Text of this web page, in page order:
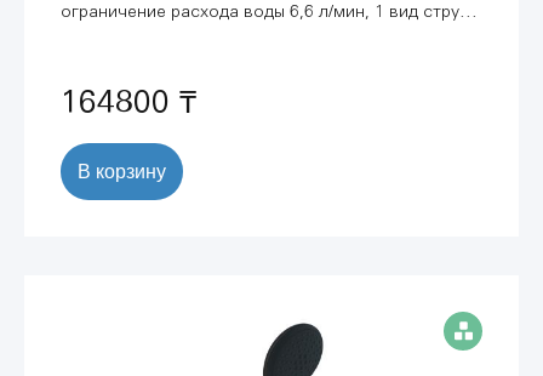
ограничение расхода воды 6,6 л/мин, 1 вид струи,
164800 ₸
В корзину